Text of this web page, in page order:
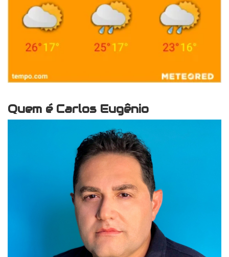
Quem é Carlos Eugênio